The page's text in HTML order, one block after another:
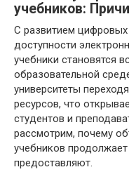
учебников:
С развитием цифровых
доступности
учебники становятся
образовательной
университеты
ресурсов, что
студентов и
рассмотрим, почему
учебников
предоставляют.